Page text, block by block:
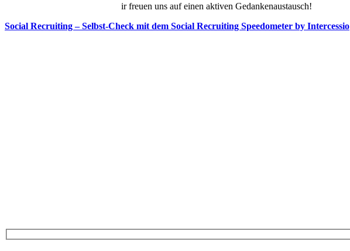
ir freuen uns auf einen aktiven Gedankenaustausch!
Social Recruiting – Selbst-Check mit dem Social Recruiting Speedometer by Intercessio